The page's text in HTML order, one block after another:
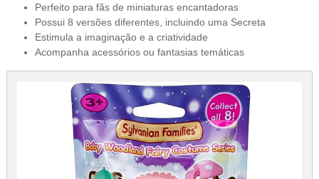
Perfeito para fãs de miniaturas encantadoras
Possui 8 versões diferentes, incluindo uma Secreta
Estimula a imaginação e a criatividade
Acompanha acessórios ou fantasias temáticas